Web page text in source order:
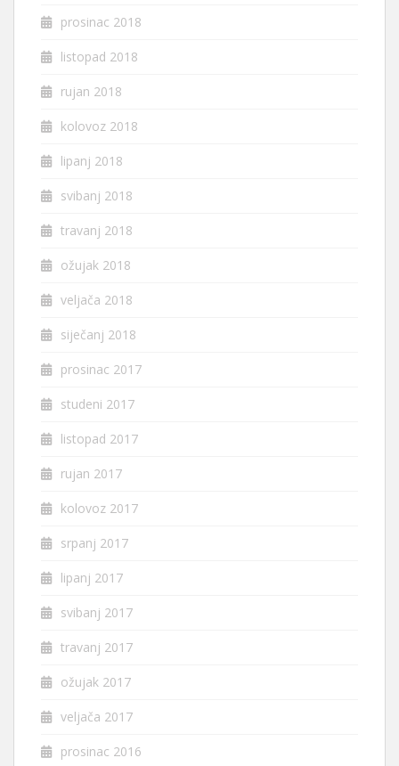
prosinac 2018
listopad 2018
rujan 2018
kolovoz 2018
lipanj 2018
svibanj 2018
travanj 2018
ožujak 2018
veljača 2018
siječanj 2018
prosinac 2017
studeni 2017
listopad 2017
rujan 2017
kolovoz 2017
srpanj 2017
lipanj 2017
svibanj 2017
travanj 2017
ožujak 2017
veljača 2017
prosinac 2016